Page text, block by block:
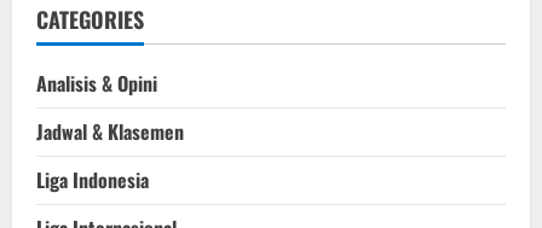
CATEGORIES
Analisis & Opini
Jadwal & Klasemen
Liga Indonesia